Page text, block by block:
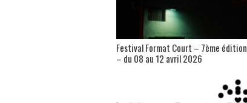
Festival Format Court – 7ème édition
– du 08 au 12 avril 2026